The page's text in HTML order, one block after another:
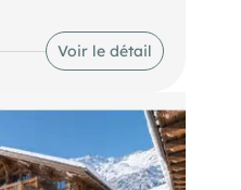
local traversant avec
agencé pour un
Voir le détail